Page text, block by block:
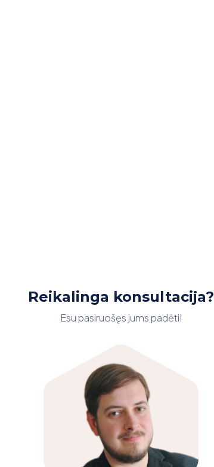
Reikalinga konsultacija?
Esu pasiruošęs jums padėti!